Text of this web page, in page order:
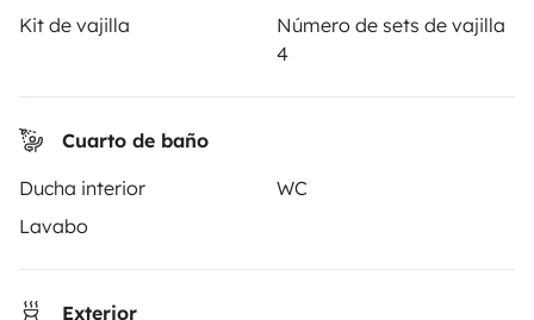
Kit de vajilla
Número de sets de vajilla
4
Cuarto de baño
Ducha interior
WC
Lavabo
Exterior
3.84/5 sobre 1170 opiniones de usuarios en Trusted
Instagram
X Pinterest
ALQUILER AUTOCARAVANAS